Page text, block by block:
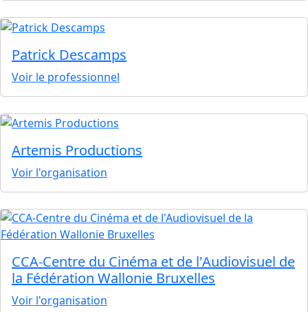
Patrick Descamps
Voir le professionnel
Artemis Productions
Voir l'organisation
CCA-Centre du Cinéma et de l'Audiovisuel de
la Fédération Wallonie Bruxelles
Voir l'organisation